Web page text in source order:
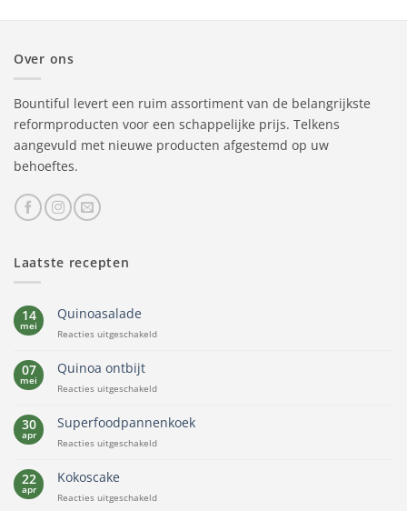
Over ons
Bountiful levert een ruim assortiment van de belangrijkste
reformproducten voor een schappelijke prijs. Telkens
aangevuld met nieuwe producten afgestemd op uw
behoeftes.
Laatste recepten
14
mei
Quinoasalade
Reacties uitgeschakeldvoor
07
mei
Quinoa ontbijt
Reacties uitgeschakeldvoor
ontbijt
30
apr
Superfoodpannenkoek
Reacties uitgeschakeldvoor
22
apr
Kokoscake
Reacties uitgeschakeldvoor